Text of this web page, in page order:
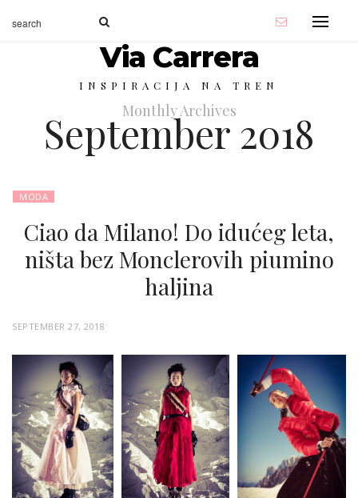
Via Carrera
INSPIRACIJA NA TREN
Monthly Archives
September 2018
MODA
Ciao da Milano! Do idućeg leta,
ništa bez Monclerovih piumino
haljina
P
D
O
SEPTEMBER 27, 2018